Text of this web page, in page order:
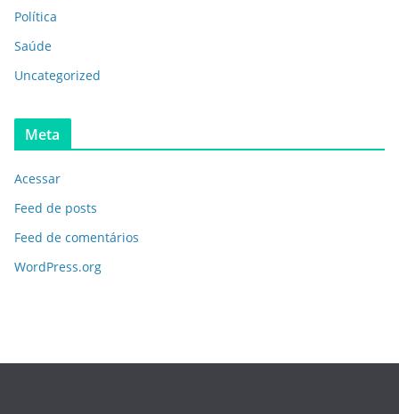
Política
Saúde
Uncategorized
Meta
Acessar
Feed de posts
Feed de comentários
WordPress.org